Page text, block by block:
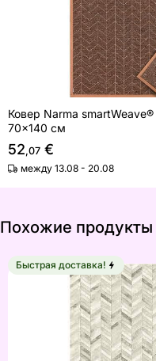
Ковер Narma
70x140 см
52,07 €
между 13.08 - 20.08
Похожие продукты
Ковер Argentum Wood
Быстрая доставка!